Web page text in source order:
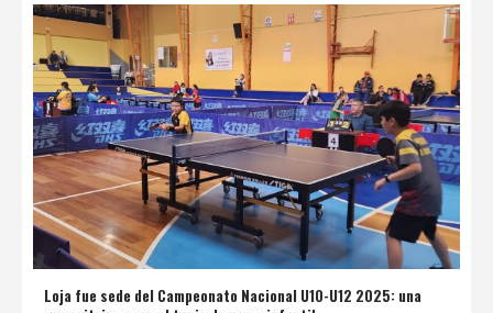
Loja fue sede del Campeonato Nacional U10-U12 2025: una